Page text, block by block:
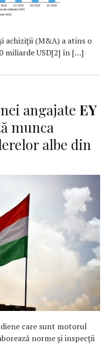
achiziții (M&A) a atins o
miliarde USD[2] în […]
angajate EY
munca
albe din
care sunt motorul
norme și inspecții